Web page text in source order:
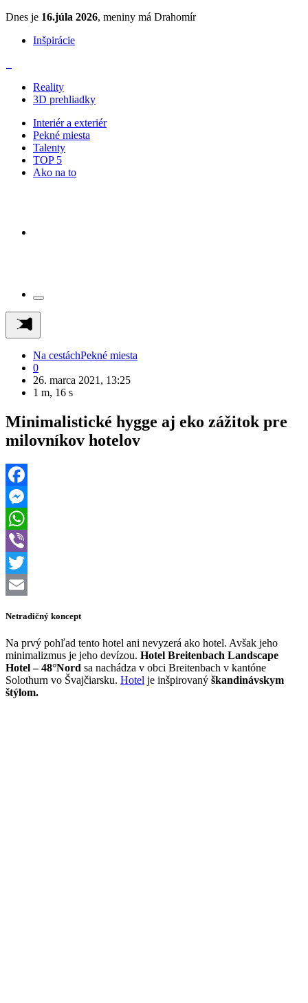
Dnes je 16.júla 2026, meniny má Drahomír
Inšpirácie
Reality
3D prehliadky
Interiér a exteriér
Pekné miesta
Talenty
TOP 5
Ako na to
Na cestáchPekné miesta
0
26. marca 2021, 13:25
1 m, 16 s
Minimalistické hygge aj eko zážitok pre
milovníkov hotelov
Facebook
Messenger
WhatsApp
Viber
Twitter
Netradičný koncept
Na prvý pohľad tento hotel ani nevyzerá ako hotel. Avšak jeho
minimalizmus je jeho devízou. Hotel Breitenbach Landscape
Hotel – 48°Nord sa nachádza v obci Breitenbach v kantóne
Solothurn vo Švajčiarsku. Hotel je inšpirovaný škandinávskym
štýlom.